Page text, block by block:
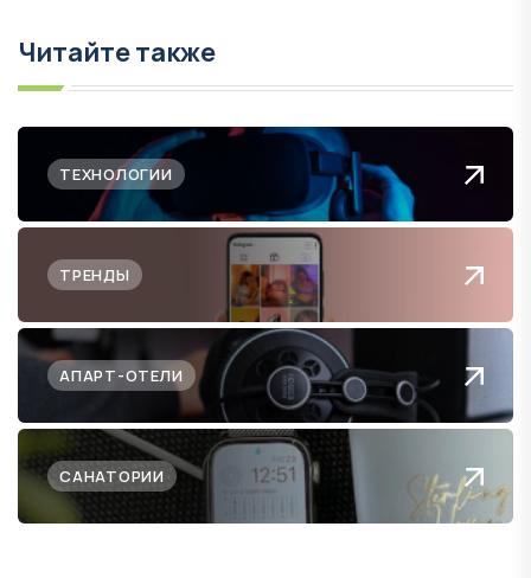
Читайте также
ТЕХНОЛОГИИ
ТРЕНДЫ
АПАРТ-ОТЕЛИ
САНАТОРИИ